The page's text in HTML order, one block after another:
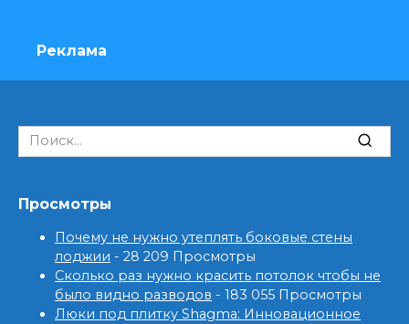
Реклама
Search
for:
Просмотры
Почему не нужно утеплять боковые стены
лоджии - 28 209 Просмотры
Сколько раз нужно красить потолок чтобы не
было видно разводов - 183 055 Просмотры
Люки под плитку Shagma: Инновационное